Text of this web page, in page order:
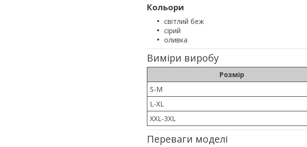
Кольори
світлий беж
сірий
оливка
Виміри виробу
Розмір
S-M
L-XL
XXL-3XL
Переваги моделі